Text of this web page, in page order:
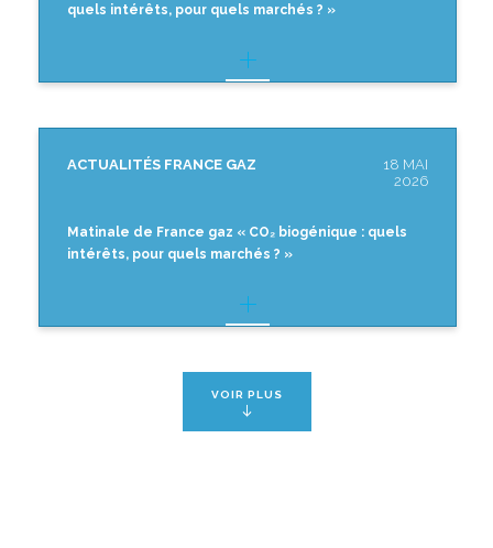
quels intérêts, pour quels marchés ? »
ACTUALITÉS FRANCE GAZ
18 MAI
2026
Matinale de France gaz « CO₂ biogénique : quels
intérêts, pour quels marchés ? »
VOIR PLUS